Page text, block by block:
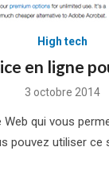
High tech
en ligne
Posted
3 octobre 2014
qui vous
pouvez utiliser